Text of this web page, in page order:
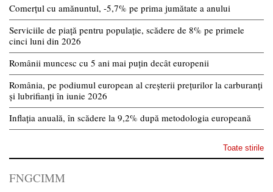
Comerțul cu amănuntul, -5,7% pe prima jumătate a anului
Serviciile de piață pentru populație, scădere de 8% pe primele
cinci luni din 2026
Românii muncesc cu 5 ani mai puțin decât europenii
România, pe podiumul european al creșterii prețurilor la carburanți
și lubrifianți în iunie 2026
Inflația anuală, în scădere la 9,2% după metodologia europeană
Toate stirile
FNGCIMM